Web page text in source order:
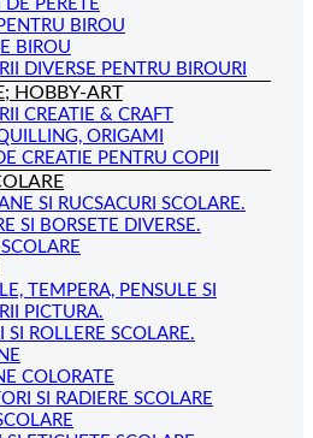
DE PERETE
BIROU
BIROU
DIVERSE PENTRU BIROURI
HOBBY-ART
CREATIE & CRAFT
ORIGAMI
CREATIE PENTRU COPII
SI RUCSACURI SCOLARE.
SI BORSETE DIVERSE.
TEMPERA, PENSULE SI
PICTURA.
SI ROLLERE SCOLARE.
COLORATE
SI RADIERE SCOLARE